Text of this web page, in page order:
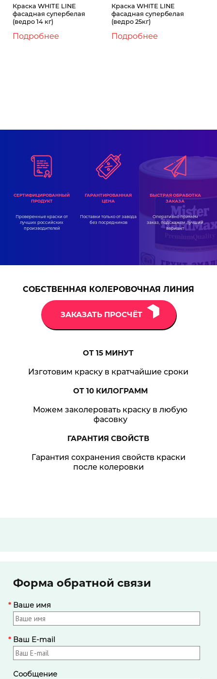
Краска WHITE LINE
фасадная супербелая
(ведро 14 кг)
Подробнее
Краска WHITE LINE
фасадная супербелая
(ведро 25кг)
Подробнее
СЕРТИФИЦИРОВАННЫЙ
ПРОДУКТ
Проверенные краски от
лучших российских
производителей
ГАРАНТИРОВАННАЯ
ЦЕНА
Поставки только от завода
без посредников
БЫСТРАЯ ОБРАБОТКА
ЗАКАЗА
Оперативно примем
заказ, подскажем лучший
вариант
СОБСТВЕННАЯ КОЛЕРОВОЧНАЯ ЛИНИЯ
ЗАКАЗАТЬ ПРОСЧЁТ
ОТ 15 МИНУТ
Изготовим краску в кратчайшие сроки
ОТ 10КИЛОГРАММ
Можем заколеровать краску в любую
фасовку
ГАРАНТИЯ СВОЙСТВ
Гарантия сохранения свойств краски
после колеровки
Форма обратной связи
Ваше имя
*
Ваш E-mail
*
Сообщение